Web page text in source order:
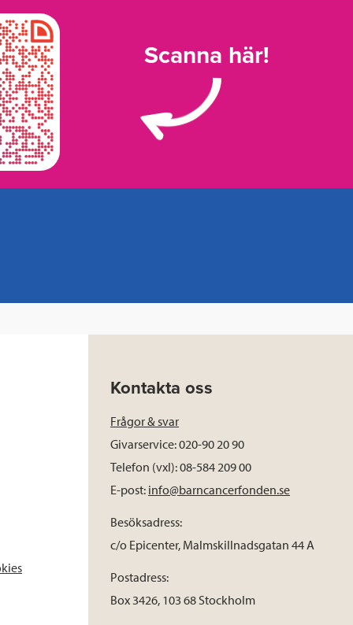
Scanna här!
Kontakta oss
Frågor & svar
Givarservice: 020-90 20 90
Telefon (vxl): 08-584 209 00
E-post: info@barncancerfonden.se
Besöksadress:
c/o Epicenter, Malmskillnadsgatan 44 A
Postadress:
Box 3426, 103 68 Stockholm